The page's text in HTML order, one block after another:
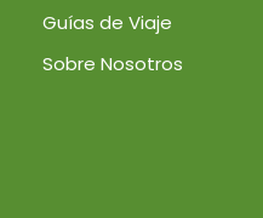
Guías de Viaje
Sobre Nosotros